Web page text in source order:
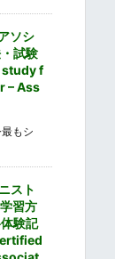
ソシ
試験
study f
– Ass
もシ
スト
習方
験記